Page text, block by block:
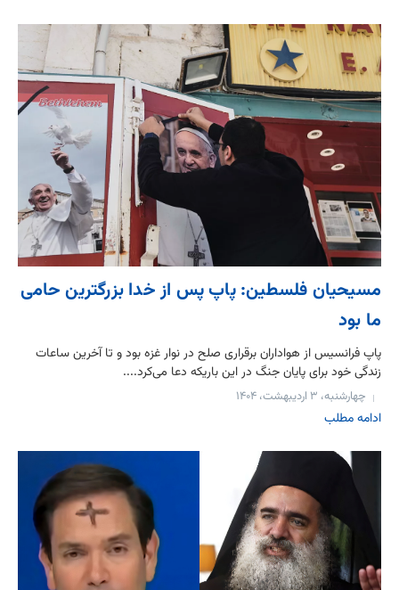
مسیحیان فلسطین: پاپ پس از خدا بزرگترین حامی
ما بود
پاپ فرانسیس از هواداران برقراری صلح در نوار غزه بود و تا آخرین ساعات
زندگی خود برای پایان جنگ در این باریکه دعا می‌کرد....
چهارشنبه، ۳ اردیبهشت، ۱۴۰۴
ادامه مطلب